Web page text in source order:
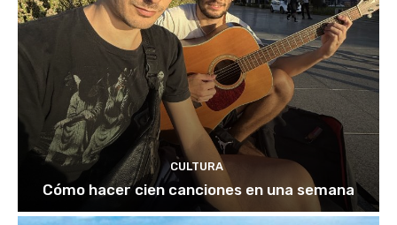
CULTURA
Cómo hacer cien canciones en una semana